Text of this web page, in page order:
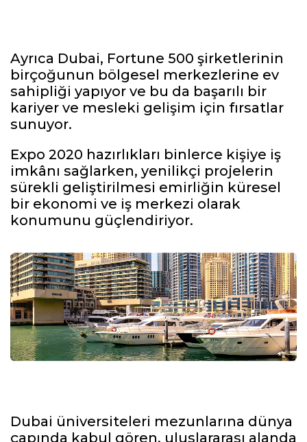
Ayrıca Dubai, Fortune 500 şirketlerinin
birçoğunun bölgesel merkezlerine ev
sahipliği yapıyor ve bu da başarılı bir
kariyer ve mesleki gelişim için fırsatlar
sunuyor.
Expo 2020 hazırlıkları binlerce kişiye iş
imkânı sağlarken, yenilikçi projelerin
sürekli geliştirilmesi emirliğin küresel
bir ekonomi ve iş merkezi olarak
konumunu güçlendiriyor.
Dubai üniversiteleri mezunlarına dünya
çapında kabul gören, uluslararası alanda